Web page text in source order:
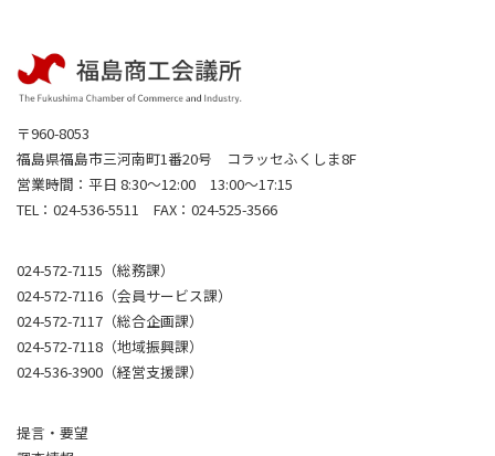
〒960-8053
福島県福島市三河南町1番20号 コラッセふくしま8F
営業時間：平日 8:30～12:00 13:00～17:15
TEL：024-536-5511 FAX：024-525-3566
024-572-7115（総務課）
024-572-7116（会員サービス課）
024-572-7117（総合企画課）
024-572-7118（地域振興課）
024-536-3900（経営支援課）
提言・要望